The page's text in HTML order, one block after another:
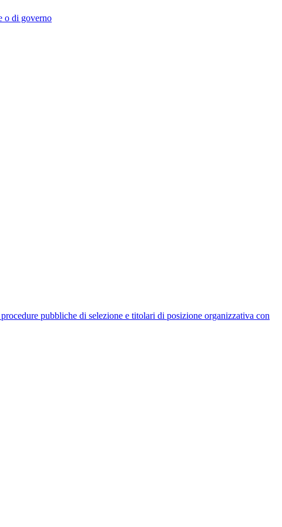
o di governo
pubbliche di selezione e titolari di posizione organizzativa con